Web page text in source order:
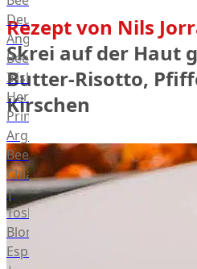
Deutsches
Angus
Beef
Irish
Hereford
Prime
Argentina
Beef
Chianina
|
Toskana
Blonda
Espanola
Rezept von Nils
Skrei auf der Haut
Butter-Risotto,
Kirschen